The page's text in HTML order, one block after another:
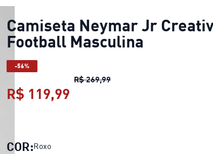
Camiseta Neymar Jr
Football Masculina
-56%
R$ 269,99Camiseta Neymar Jr
R$ 119,99
COR:Roxo